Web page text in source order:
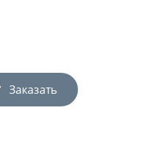
Заказать